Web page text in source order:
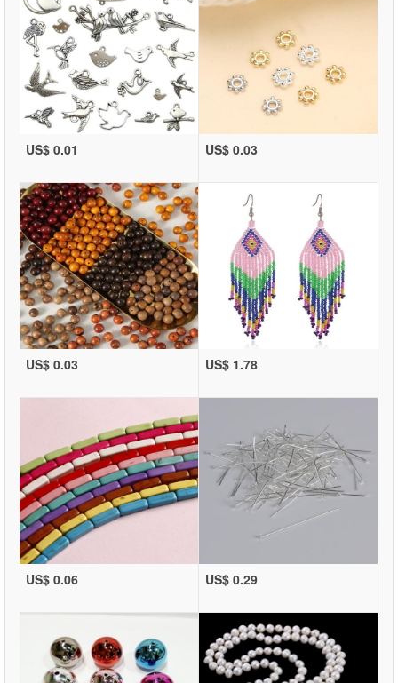
US$ 0.01 US$ 0.03
US$ 0.03 US$ 1.78
US$ 0.06 US$ 0.29